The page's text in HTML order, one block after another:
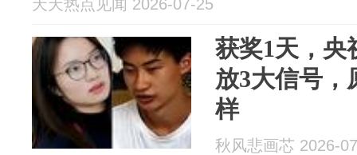
天天热点见闻 2026-07-25
获奖1天，央
放3大信号，
样
秋风悲画芯 2026-